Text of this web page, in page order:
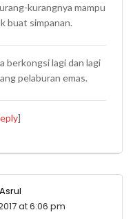
kurangnya mampu
buat simpanan.
berkongsi lagi dan lagi
pelaburan emas.
]
Asrul
at 6:06 pm